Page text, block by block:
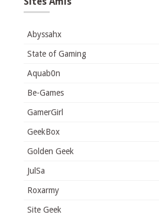
Abyssahx
State of Gaming
Aquab0n
Be-Games
GamerGirl
GeekBox
Golden Geek
JulSa
Roxarmy
Site Geek